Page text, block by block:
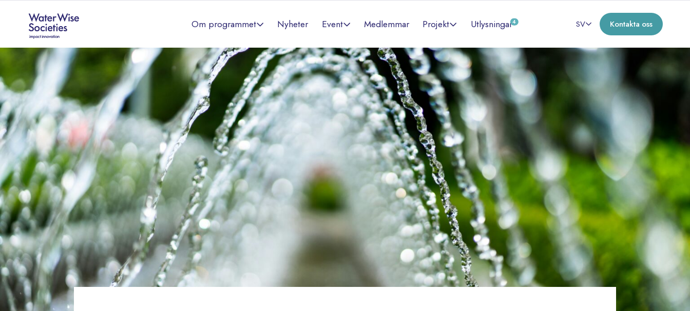
Om programmet Nyheter Event Medlemmar Projekt Utlysningar4 SV Kontakta oss